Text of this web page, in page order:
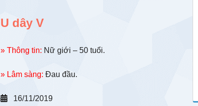
U dây V
» Thông tin: Nữ giới – 50 tuổi.
» Lâm sàng: Đau đầu.
16/11/2019